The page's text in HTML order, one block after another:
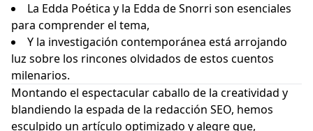
La Edda Poética y la Edda de Snorri son esenciales
para comprender el tema,
Y la investigación contemporánea está arrojando
luz sobre los rincones olvidados de estos cuentos
milenarios.
Montando el espectacular caballo de la creatividad y
blandiendo la espada de la redacción SEO, hemos
esculpido un artículo optimizado y alegre que,